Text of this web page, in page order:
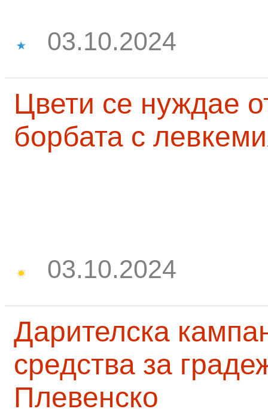
03.10.2024
Цвети се нуждае
борбата с
03.10.2024
Дарителска
средства за
Плевенско